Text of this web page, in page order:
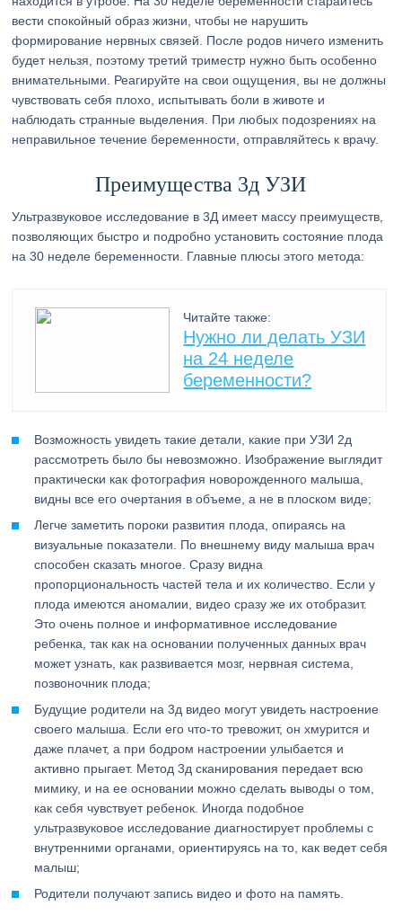
вести спокойный образ жизни, чтобы не нарушить
формирование нервных связей. После родов ничего изменить
будет нельзя, поэтому третий триместр нужно быть особенно
внимательными. Реагируйте на свои ощущения, вы не должны
чувствовать себя плохо, испытывать боли в животе и
наблюдать странные выделения. При любых подозрениях на
неправильное течение беременности, отправляйтесь к врачу.
Преимущества 3д УЗИ
Ультразвуковое исследование в 3Д имеет массу преимуществ,
позволяющих быстро и подробно установить состояние плода
на 30 неделе беременности. Главные плюсы этого метода:
Читайте также:
Нужно ли делать УЗИ
на 24 неделе
беременности?
Возможность увидеть такие детали, какие при УЗИ 2д
рассмотреть было бы невозможно. Изображение выглядит
практически как фотография новорожденного малыша,
видны все его очертания в объеме, а не в плоском виде;
Легче заметить пороки развития плода, опираясь на
визуальные показатели. По внешнему виду малыша врач
способен сказать многое. Сразу видна
пропорциональность частей тела и их количество. Если у
плода имеются аномалии, видео сразу же их отобразит.
Это очень полное и информативное исследование
ребенка, так как на основании полученных данных врач
может узнать, как развивается мозг, нервная система,
позвоночник плода;
Будущие родители на 3д видео могут увидеть настроение
своего малыша. Если его что-то тревожит, он хмурится и
даже плачет, а при бодром настроении улыбается и
активно прыгает. Метод 3д сканирования передает всю
мимику, и на ее основании можно сделать выводы о том,
как себя чувствует ребенок. Иногда подобное
ультразвуковое исследование диагностирует проблемы с
внутренними органами, ориентируясь на то, как ведет себя
малыш;
Родители получают запись видео и фото на память.